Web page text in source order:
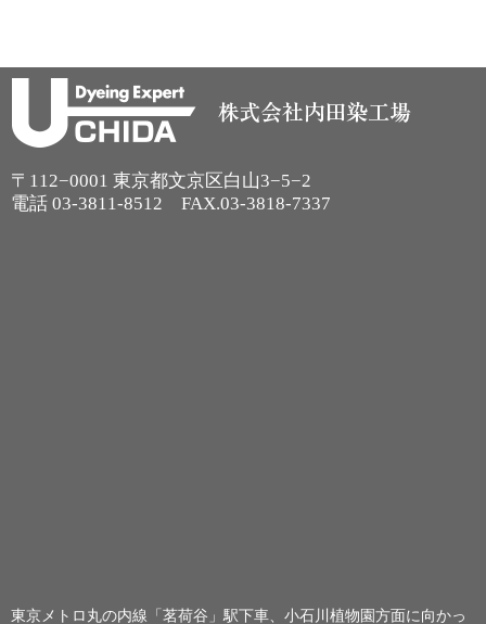
〒112−0001 東京都文京区白山3−5−2
電話 03-3811-8512 FAX.03-3818-7337
東京メトロ丸の内線「茗荷谷」駅下車、小石川植物園方面に向かっ